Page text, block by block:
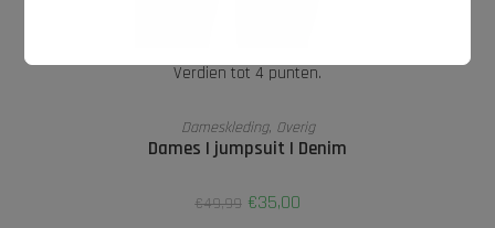
Verdien tot 4 punten.
OPTIES SELECTEREN
Dameskleding, Overig
Dames | jumpsuit | Denim
€49,99 €35,00